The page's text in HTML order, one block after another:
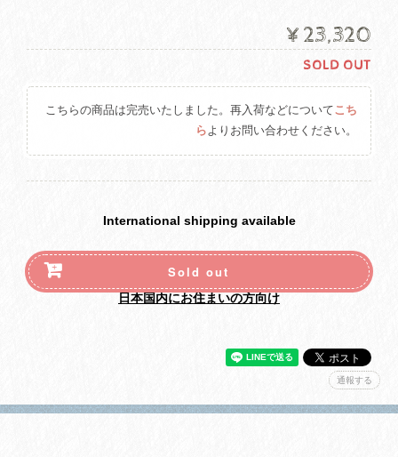
¥23,320
SOLD OUT
こちらの商品は完売いたしました。再入荷などについてこち
らよりお問い合わせください。
International shipping available
Sold out
日本国内にお住まいの方向け
通報する